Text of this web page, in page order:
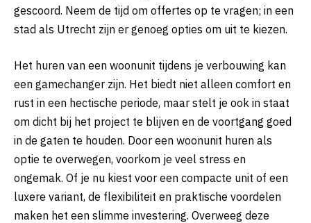
gescoord. Neem de tijd om offertes op te vragen; in een
stad als Utrecht zijn er genoeg opties om uit te kiezen.
Het huren van een woonunit tijdens je verbouwing kan
een gamechanger zijn. Het biedt niet alleen comfort en
rust in een hectische periode, maar stelt je ook in staat
om dicht bij het project te blijven en de voortgang goed
in de gaten te houden. Door een woonunit huren als
optie te overwegen, voorkom je veel stress en
ongemak. Of je nu kiest voor een compacte unit of een
luxere variant, de flexibiliteit en praktische voordelen
maken het een slimme investering. Overweeg deze